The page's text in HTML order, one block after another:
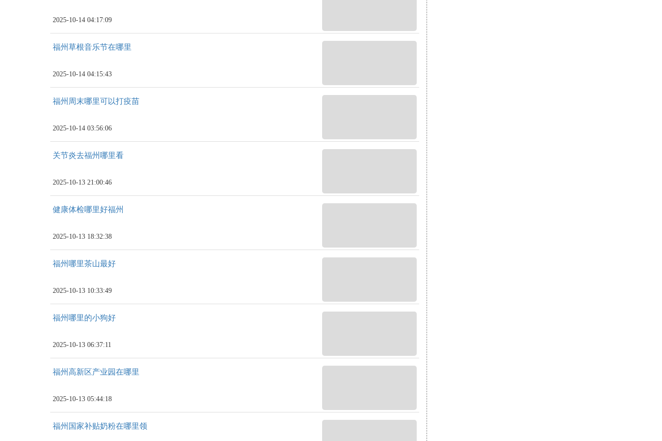
2025-10-14 04:17:09
福州草根音乐节在哪里
2025-10-14 04:15:43
福州周末哪里可以打疫苗
2025-10-14 03:56:06
关节炎去福州哪里看
2025-10-13 21:00:46
健康体检哪里好福州
2025-10-13 18:32:38
福州哪里茶山最好
2025-10-13 10:33:49
福州哪里的小狗好
2025-10-13 06:37:11
福州高新区产业园在哪里
2025-10-13 05:44:18
福州国家补贴奶粉在哪里领